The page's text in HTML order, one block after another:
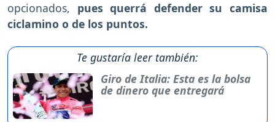
opcionados, pues querrá defender su camisa
ciclamino o de los puntos.
Te gustaría leer también:
Giro de Italia: Esta es la bolsa
de dinero que entregará